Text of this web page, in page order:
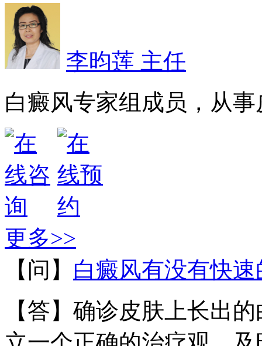
李昀莲 主任
白癜风专家组成员，从
更多>>
【问】 白癜风有没有快
【答】确诊皮肤上长出